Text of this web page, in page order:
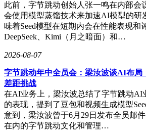
此前，字节跳动创始人张一鸣在内部会
会使用模型蒸馏技术来加速AI模型的研
味着Seed模型在短期内会在性能表现和
DeepSeek、Kimi（月之暗面）和…
2026-08-07
字节跳动年中全员会：梁汝波谈AI布局
差距挑战
在AI业务上，梁汝波总结了字节跳动AI
的表现，提到了豆包和视频生成模型
意到，梁汝波曾于6月29日发布全员邮
在内的字节跳动文化和管理…